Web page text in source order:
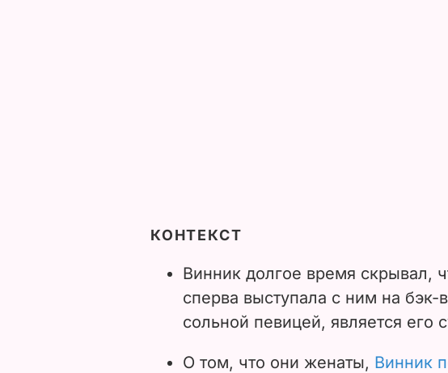
КОНТЕКСТ
Винник долгое время скрывал,
сперва выступала с ним на бэк-
сольной певицей, является его
О том, что они женаты, Винник